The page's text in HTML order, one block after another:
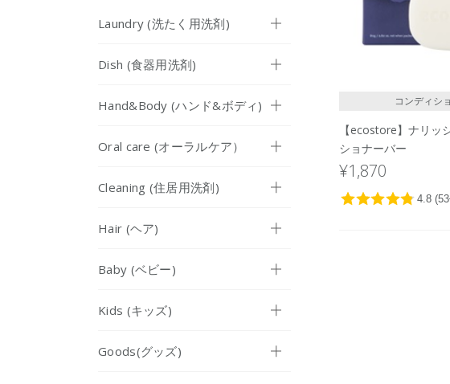
Laundry (洗たく用洗剤)
Dish (食器用洗剤)
Hand&Body (ハンド&ボディ)
Oral care (オーラルケア）
Cleaning (住居用洗剤)
Hair (ヘア)
Baby (ベビー)
Kids (キッズ)
Goods(グッズ)
コンディシ
【ecostore】ナリッ
ショナーバー
¥1,870